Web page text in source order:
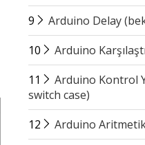
9
Arduino Delay
10
Arduino
11
Arduino Kontrol
switch case)
12
Arduino